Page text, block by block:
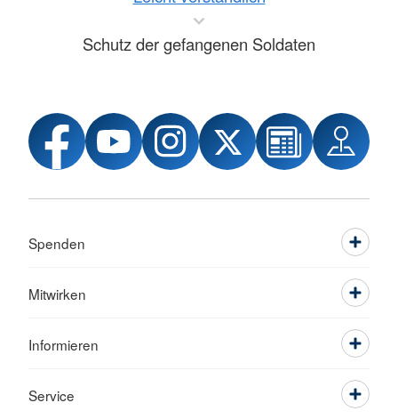
Schutz der gefangenen Soldaten
Spenden
Mitwirken
Informieren
Service